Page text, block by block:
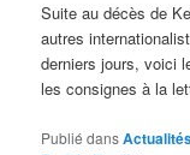
Suite au décès de
autres
derniers jours, voici
les consignes à la
Publié dans